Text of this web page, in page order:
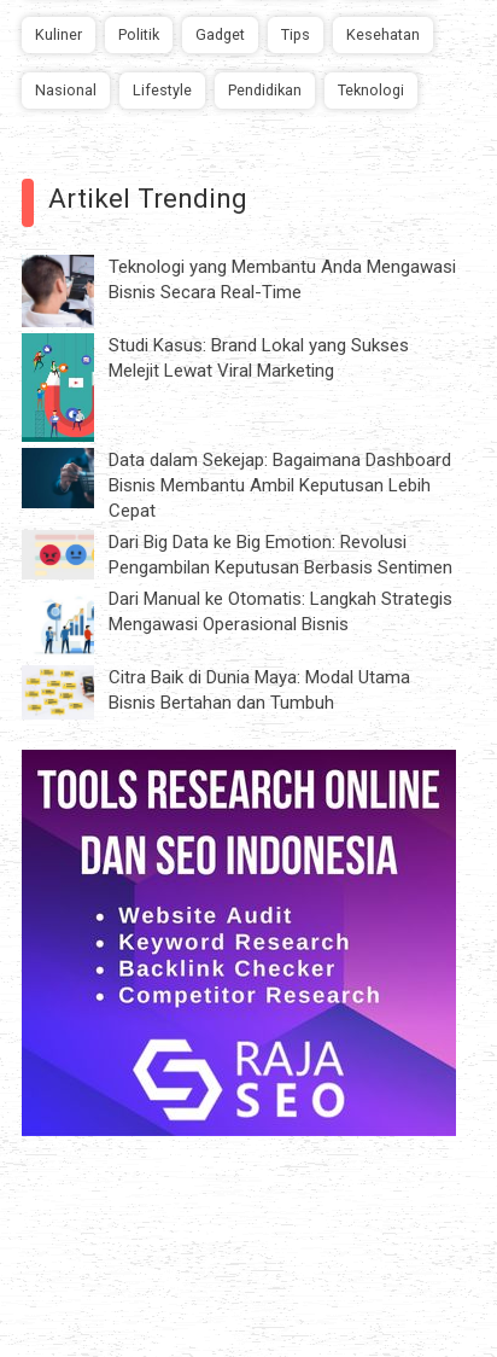
Kuliner Politik Gadget Tips Kesehatan
Nasional Lifestyle Pendidikan Teknologi
Artikel Trending
Teknologi yang Membantu Anda Mengawasi
Bisnis Secara Real-Time
Studi Kasus: Brand Lokal yang Sukses
Melejit Lewat Viral Marketing
Data dalam Sekejap: Bagaimana Dashboard
Bisnis Membantu Ambil Keputusan Lebih
Cepat
Dari Big Data ke Big Emotion: Revolusi
Pengambilan Keputusan Berbasis Sentimen
Dari Manual ke Otomatis: Langkah Strategis
Mengawasi Operasional Bisnis
Citra Baik di Dunia Maya: Modal Utama
Bisnis Bertahan dan Tumbuh